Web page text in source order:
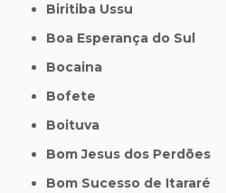
Biritiba Ussu
Boa Esperança do Sul
Bocaina
Bofete
Boituva
Bom Jesus dos Perdões
Bom Sucesso de Itararé